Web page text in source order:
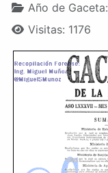
Año de Gaceta:
Visitas: 1176